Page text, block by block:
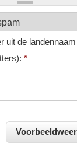
uit de
*